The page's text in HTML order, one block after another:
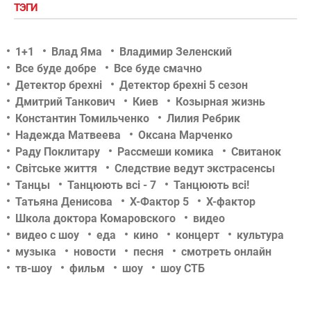
ТЭГИ
1+1 Влад Яма
Владимир Зеленский
Все буде добре
Все буде смачно
Детектор брехні
Детектор брехні 5 сезон
Дмитрий Танкович
Киев
Козырная жизнь
Константин Томильченко
Лилия Ребрик
Надежда Матвеева
Оксана Марченко
Раду Поклитару
Рассмеши комика
Свитанок
Світське життя
Следствие ведут экстрасенсы
Танцы
Танцюють всі - 7
Танцюють всі!
Татьяна Денисова
Х-Фактор 5
Х-фактор
Школа доктора Комаровского
видео
видео с шоу
еда кино концерт
культура
музыка
новости песня
смотреть онлайн
тв-шоу
фильм шоу шоу СТБ